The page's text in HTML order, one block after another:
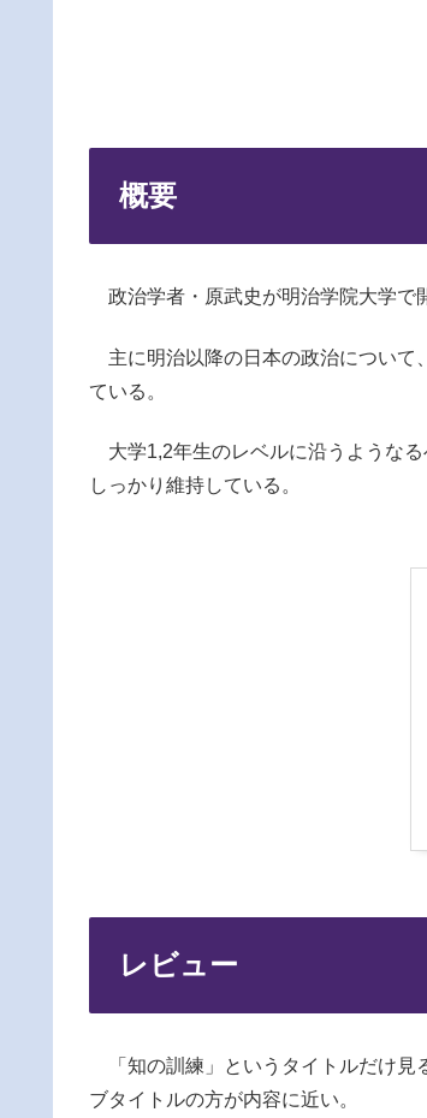
概要
政治学者・原武史が明治学院大学で
主に明治以降の日本の政治について
ている。
大学1,2年生のレベルに沿うような
しっかり維持している。
レビュー
「知の訓練」というタイトルだけ見
ブタイトルの方が内容に近い。